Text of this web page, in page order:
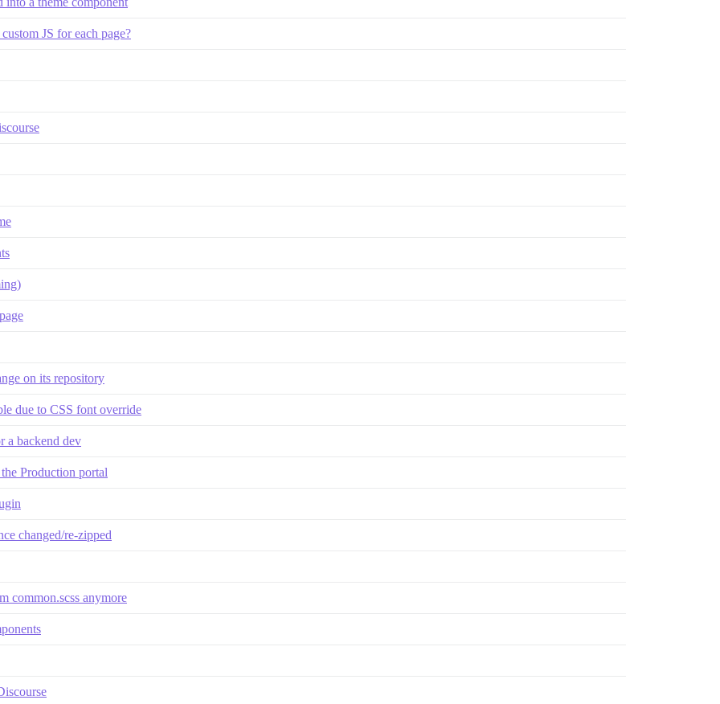
JS for each page?
on its repository
due to CSS font override
a backend dev
Production portal
changed/re-zipped
common.scss anymore